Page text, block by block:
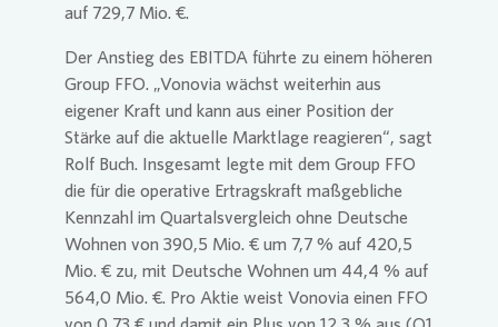
auf 729,7 Mio. €.
Der Anstieg des EBITDA führte zu einem höheren
Group FFO. „Vonovia wächst weiterhin aus
eigener Kraft und kann aus einer Position der
Stärke auf die aktuelle Marktlage reagieren“, sagt
Rolf Buch. Insgesamt legte mit dem Group FFO
die für die operative Ertragskraft maßgebliche
Kennzahl im Quartalsvergleich ohne Deutsche
Wohnen von 390,5 Mio. € um 7,7 % auf 420,5
Mio. € zu, mit Deutsche Wohnen um 44,4 % auf
564,0 Mio. €. Pro Aktie weist Vonovia einen FFO